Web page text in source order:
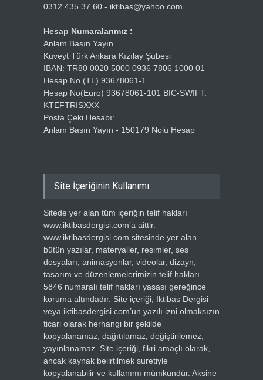
0312 435 37 60 - iktibas@yahoo.com
Hesap Numaralarımız :
Anlam Basın Yayın
Kuveyt Türk Ankara Kızılay Şubesi
IBAN: TR80 0020 5000 0936 7806 1000 01
Hesap No (TL) 93678061-1
Hesap No(Euro) 93678061-101 BIC-SWIFT:
KTEFTRISXXX
Posta Çeki Hesabı:
Anlam Basın Yayın - 150179 Nolu Hesap
Site İçeriğinin Kullanımı
Sitede yer alan tüm içeriğin telif hakları
www.iktibasdergisi.com’a aittir.
www.iktibasdergisi.com sitesinde yer alan
bütün yazılar, materyaller, resimler, ses
dosyaları, animasyonlar, videolar, dizayn,
tasarım ve düzenlemelerimizin telif hakları
5846 numaralı telif hakları yasası gereğince
koruma altındadır. Site içeriği, İktibas Dergisi
veya iktibasdergisi.com’un yazılı izni olmaksızın
ticari olarak herhangi bir şekilde
kopyalanamaz, dağıtılamaz, değiştirilemez,
yayınlanamaz. Site içeriği, fikri amaçlı olarak,
ancak kaynak belirtilmek suretiyle
kopyalanabilir ve kullanımı mümkündür. Aksine